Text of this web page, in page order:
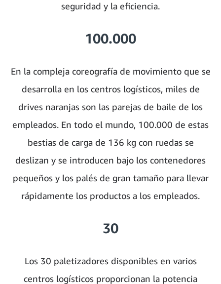
seguridad y la eficiencia.
100.000
En la compleja coreografía de movimiento que se
desarrolla en los centros logísticos, miles de
drives naranjas son las parejas de baile de los
empleados. En todo el mundo, 100.000 de estas
bestias de carga de 136 kg con ruedas se
deslizan y se introducen bajo los contenedores
pequeños y los palés de gran tamaño para llevar
rápidamente los productos a los empleados.
30
Los 30 paletizadores disponibles en varios
centros logísticos proporcionan la potencia